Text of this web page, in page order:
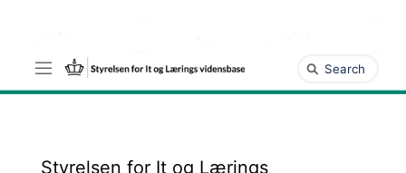
assistive.skiplink.to.breadcrumbs
assistive.skiplink.to.header.menu
assistive.skiplink.to.action.menu
Hurtig
søgning
Styrelsen for It og Lærings